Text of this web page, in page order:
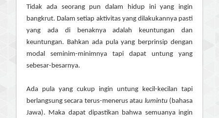
Tidak ada seorang pun dalam hidup ini yang ingin
bangkrut. Dalam setiap aktivitas yang dilakukannya pasti
yang ada di benaknya adalah keuntungan dan
keuntungan. Bahkan ada pula yang berprinsip dengan
modal seminim-minimnya tapi dapat untung yang
sebesar-besarnya.
Ada pula yang cukup ingin untung kecil-kecilan tapi
berlangsung secara terus-menerus atau lumintu (bahasa
Jawa). Maka dapat dipastikan bahwa semuanya ingin